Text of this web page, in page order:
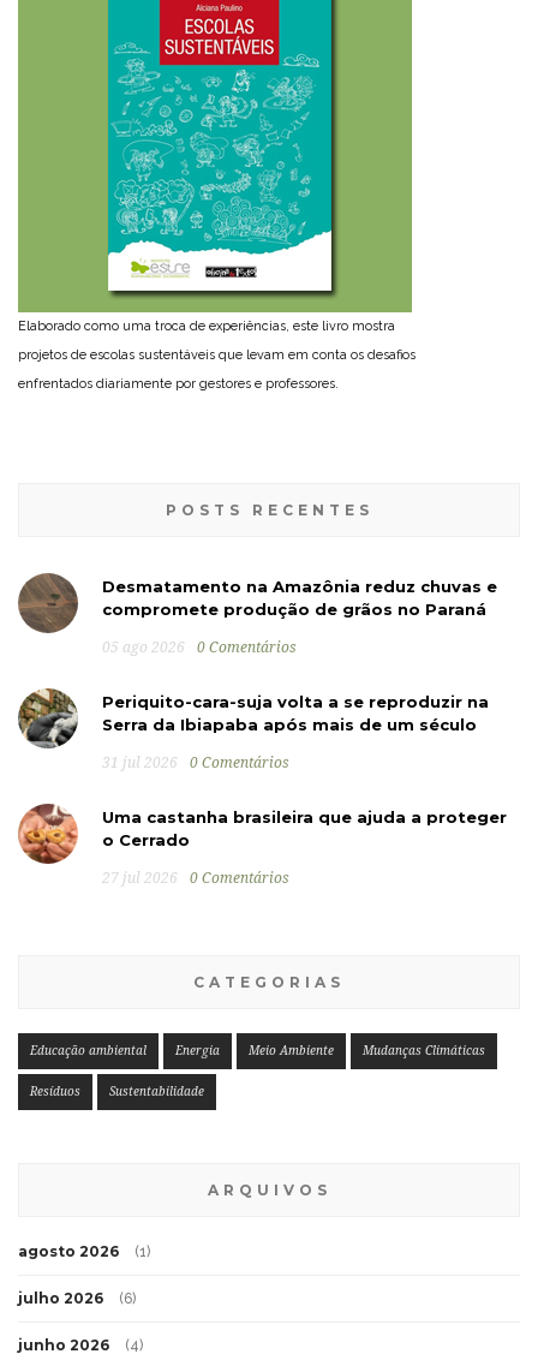
Elaborado como uma troca de experiências, este livro mostra
projetos de escolas sustentáveis que levam em conta os desafios
enfrentados diariamente por gestores e professores.
POSTS RECENTES
Desmatamento na Amazônia reduz chuvas e
compromete produção de grãos no Paraná
05 ago 2026 0 Comentários
Periquito-cara-suja volta a se reproduzir na
Serra da Ibiapaba após mais de um século
31 jul 2026 0 Comentários
Uma castanha brasileira que ajuda a proteger
o Cerrado
27 jul 2026 0 Comentários
CATEGORIAS
Educação ambiental Energia Meio Ambiente Mudanças Climáticas
Resíduos Sustentabilidade
ARQUIVOS
agosto 2026 (1)
julho 2026 (6)
junho 2026 (4)